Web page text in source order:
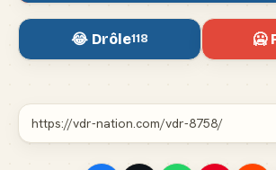
😂 Drôle118 🥶